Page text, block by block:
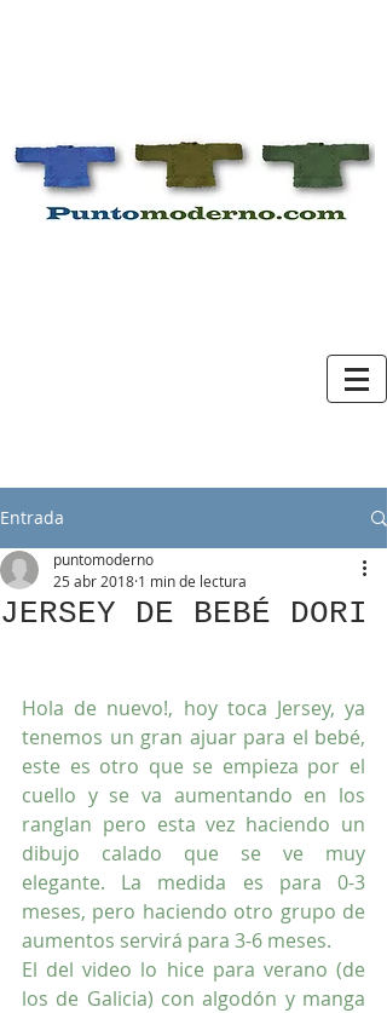
Entrada
JERSEY DE BEBÉ DORI
puntomoderno
25 abr 2018 1 min de lectura
Hola de nuevo!, hoy toca Jersey, ya
tenemos un gran ajuar para el bebé,
este es otro que se empieza por el
cuello y se va aumentando en los
ranglan pero esta vez haciendo un
dibujo calado que se ve muy
elegante. La medida es para 0-3
meses, pero haciendo otro grupo de
aumentos servirá para 3-6 meses.
El del video lo hice para verano (de
los de Galicia) con algodón y manga